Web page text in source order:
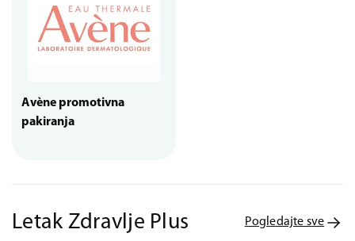
Avène promotivna
pakiranja
Letak Zdravlje Plus Pogledajte sve